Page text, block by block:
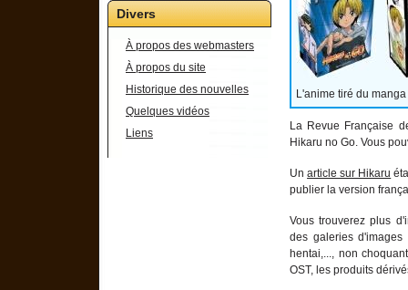
Divers
À propos des webmasters
À propos du site
Historique des nouvelles
Quelques vidéos
Liens
L'anime tiré du
La Revue Française
Hikaru no Go. Vous
Unarticle sur Hikaru
publier la version
Vous trouverez plus
des galeries
hentai,..., non
OST, les produits